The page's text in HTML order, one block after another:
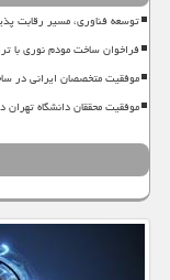
توسعه فناوری، مسیر رقابت
فراخوان ساخت مودم نوری با
موفقیت متخصصان ایرانی در
موفقیت محققان دانشگاه